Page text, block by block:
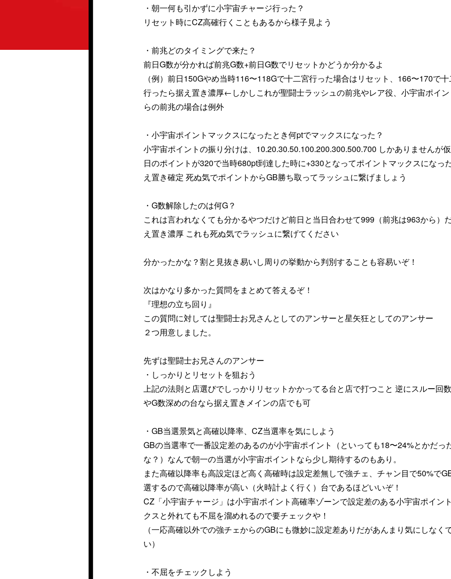
・朝一何も引かずに小宇宙チャージ行った？
リセット時にCZ高確行くこともあるから様子見よう
・前兆どのタイミングで来た？
前日G数が分かれば前兆G数+前日G数でリセットかどうか分かるよ
（例）前日150Gやめ当時116〜118Gで十二宮行った場合はリセット、166〜170で
行ったら据え置き濃厚←しかしこれが聖闘士ラッシュの前兆やレア役、小宇宙ポイ
らの前兆の場合は例外
・小宇宙ポイントマックスになったとき何ptでマックスになった？
小宇宙ポイントの振り分けは、10.20.30.50.100.200.300.500.700 しかありませんが
日のポイントが320で当時680pt到達した時に+330となってポイントマックスになっ
え置き確定 死ぬ気でポイントからGB勝ち取ってラッシュに繋げましょう
・G数解除したのは何G？
これは言われなくても分かるやつだけど前日と当日合わせて999（前兆は963から）
え置き濃厚 これも死ぬ気でラッシュに繋げてください
分かったかな？割と見抜き易いし周りの挙動から判別することも容易いぞ！
次はかなり多かった質問をまとめて答えるぞ！
『理想の立ち回り』
この質問に対しては聖闘士お兄さんとしてのアンサーと星矢狂としてのアンサー
２つ用意しました。
先ずは聖闘士お兄さんのアンサー
・しっかりとリセットを狙おう
上記の法則と店選びでしっかりリセットかかってる台と店で打つこと 逆にスルー回
やG数深めの台なら据え置きメインの店でも可
・GB当選景気と高確以降率、CZ当選率を気にしよう
GBの当選率で一番設定差のあるのが小宇宙ポイント（といっても18〜24%とかだっ
な？）なんで朝一の当選が小宇宙ポイントなら少し期待するのもあり。
また高確以降率も高設定ほど高く高確時は設定差無しで強チェ、チャン目で50%で
選するので高確以降率が高い（火時計よく行く）台であるほどいいぞ！
CZ「小宇宙チャージ」は小宇宙ポイント高確率ゾーンで設定差のある小宇宙ポイン
クスと外れても不屈を溜めれるので要チェックや！
（一応高確以外での強チェからのGBにも微妙に設定差ありだがあんまり気にしなく
い）
・不屈をチェックしよう